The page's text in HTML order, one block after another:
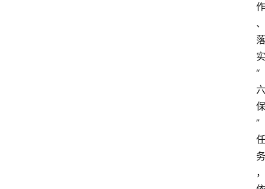
作
、
落
实
“
六
保
”
任
务
，